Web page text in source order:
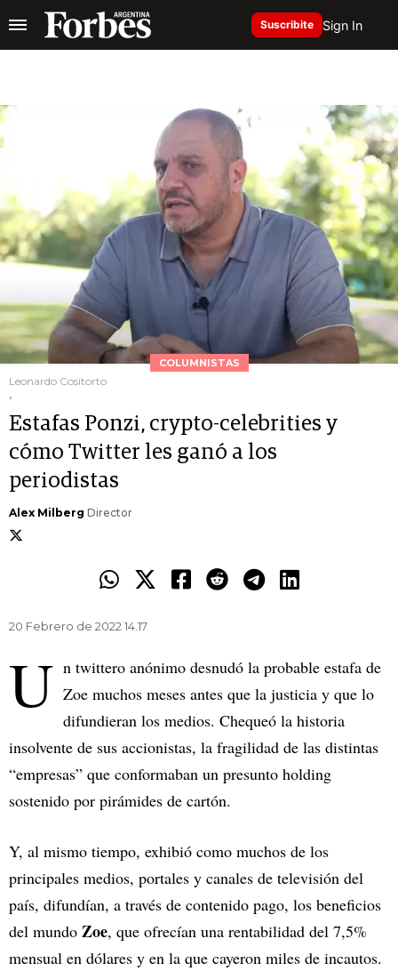
Suscribite Sign In
COLUMNISTAS
Leonardo Cositorto
.
Estafas Ponzi, crypto-celebrities y
cómo Twitter les ganó a los
periodistas
Alex Milberg Director
20 Febrero de 2022 14.17
U n twittero anónimo desnudó la probable estafa de
Zoe muchos meses antes que la justicia y que lo
difundieran los medios. Chequeó la historia
insolvente de sus accionistas, la fragilidad de las distintas
“empresas” que conformaban un presunto holding
sostenido por pirámides de cartón.
Y, al mismo tiempo, exhibió como muchos de los
principales medios, portales y canales de televisión del
país, difundían, a través de contenido pago, los beneficios
del mundo Zoe, que ofrecían una rentabilidad del 7,5%
mensual en dólares y en la que cayeron miles de incautos.